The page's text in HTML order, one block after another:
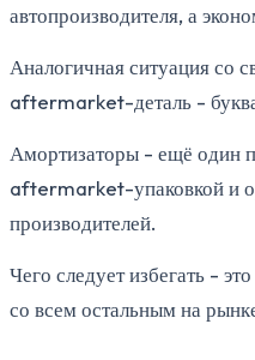
автопроизводителя, а
Аналогичная ситуация со
aftermarket-деталь -
Амортизаторы - ещё один
aftermarket-упаковкой и
производителей.
Чего следует избегать -
со всем остальным на